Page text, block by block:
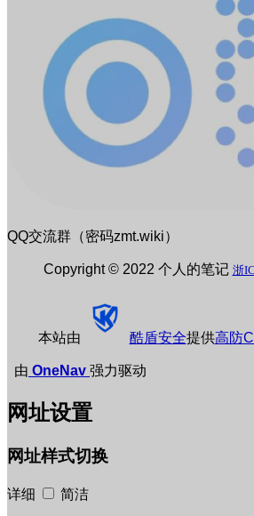
QQ交流群（密码zmt.wiki）
Copyright © 2022 个人的笔记 浙
本站由 酷盾安全提供高防
由 OneNav 强力驱动
网址设置
网址样式切换
详细 简洁